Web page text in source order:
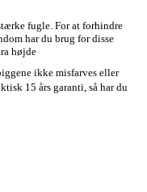
fugle. For at forhindre
har du brug for disse
højde
ikke misfarves eller
15 års garanti, så har du